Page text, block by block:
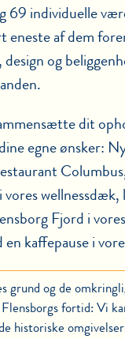
69 individuelle
eneste af dem
og
dit
egne ønsker:
vores
Fjord i
kaffepause i
grund og de
fortid: Vi
historiske